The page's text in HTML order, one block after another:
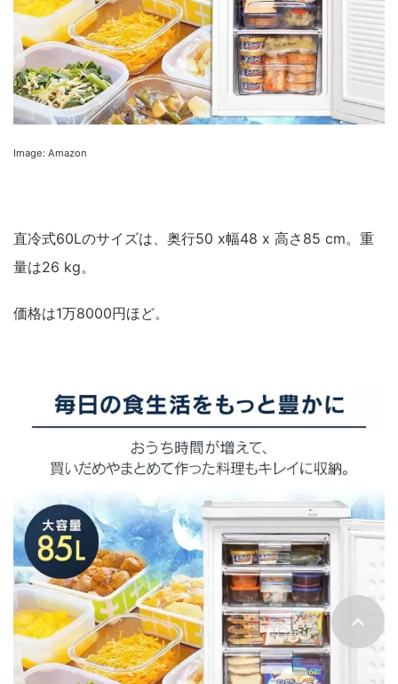
Image: Amazon
直冷式60Lのサイズは、奥行50 x幅48 x 高さ85 cm。重
量は26 kg。
価格は1万8000円ほど。